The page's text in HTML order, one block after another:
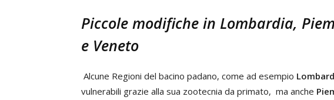
Piccole modifiche in Lombardia,
e Veneto
Alcune Regioni del bacino padano, come ad esempio
vulnerabili grazie alla sua zootecnia da primato, ma anche